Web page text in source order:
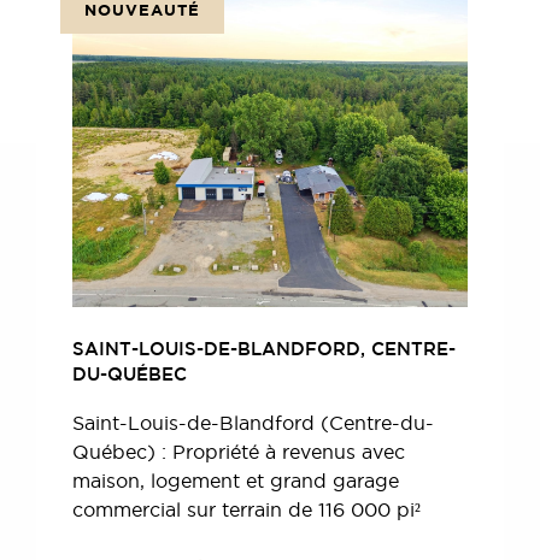
NOUVEAUTÉ
SAINT-LOUIS-DE-BLANDFORD, CENTRE-
DU-QUÉBEC
Saint-Louis-de-Blandford (Centre-du-
Québec) : Propriété à revenus avec
maison, logement et grand garage
commercial sur terrain de 116 000 pi²